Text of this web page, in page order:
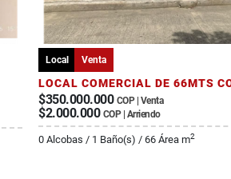
Local Venta
LOCAL COMERCIAL DE 66MTS
$350.000.000 COP | Venta
$2.000.000 COP | Arriendo
0 Alcobas / 1 Baño(s) / 66 Área m2